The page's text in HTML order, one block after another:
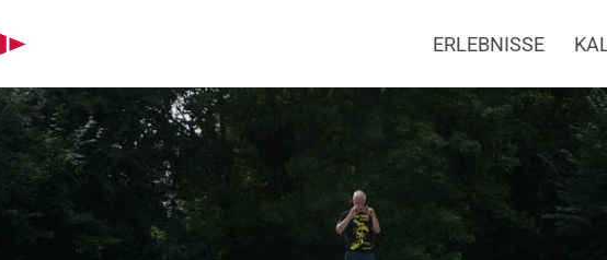
Karben °
ERLEBNISSE